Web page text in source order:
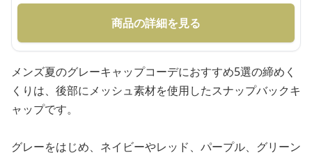
商品の詳細を見る
メンズ夏のグレーキャップコーデにおすすめ5選の締めく
くりは、後部にメッシュ素材を使用したスナップバックキ
ャップです。
グレーをはじめ、ネイビーやレッド、パープル、グリーン